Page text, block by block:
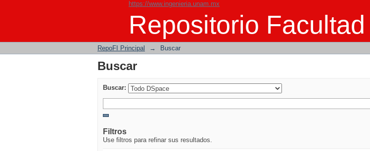
https://www.ingenieria.unam.mx
Repositorio
Buscar
RepoFI Principal → Buscar
Buscar
Buscar:
Filtros
Use filtros para refinar sus resultados.